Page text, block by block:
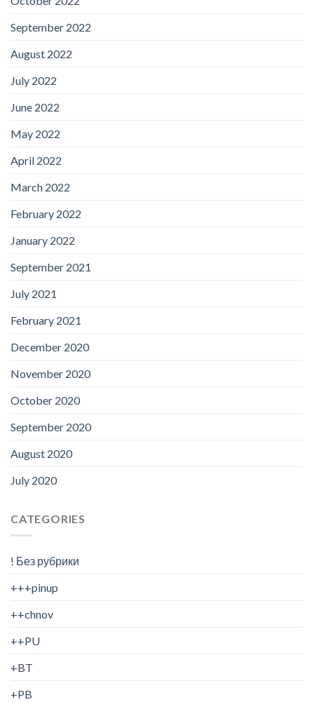
September 2022
August 2022
July 2022
June 2022
May 2022
April 2022
March 2022
February 2022
January 2022
September 2021
July 2021
February 2021
December 2020
November 2020
October 2020
September 2020
August 2020
July 2020
CATEGORIES
! Без рубрики
+++pinup
++chnov
++PU
+BT
+PB